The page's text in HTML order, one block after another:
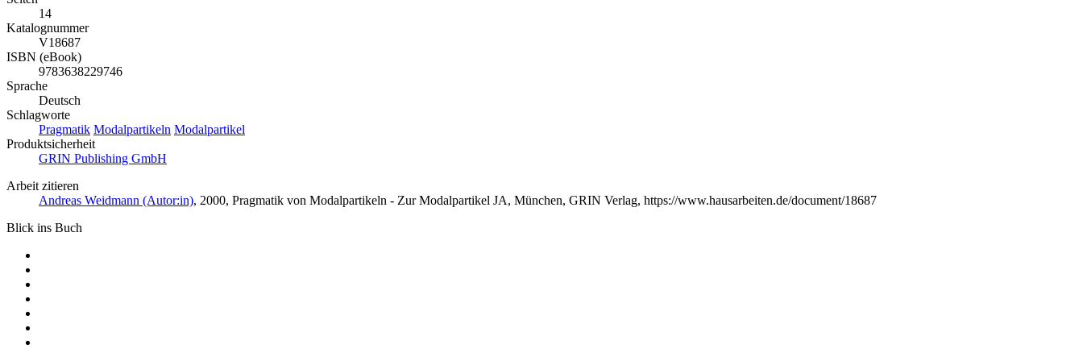
14
Katalognummer
V18687
ISBN (eBook)
9783638229746
Sprache
Deutsch
Schlagworte
Pragmatik Modalpartikeln Modalpartikel
Produktsicherheit
GRIN Publishing GmbH
Arbeit zitieren
Andreas Weidmann (Autor:in), 2000, Pragmatik von Modalpartikeln - Zur Modalpartikel JA, München, GRIN Verlag, https://www.hausarbeiten.de/document/18687
Blick ins Buch